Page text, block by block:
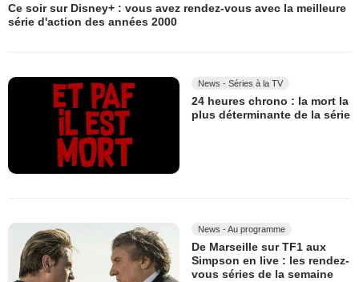
Ce soir sur Disney+ : vous avez rendez-vous avec la meilleure
série d'action des années 2000
News - Séries à la TV
24 heures chrono : la mort la
plus déterminante de la série
News - Au programme
De Marseille sur TF1 aux
Simpson en live : les rendez-
vous séries de la semaine